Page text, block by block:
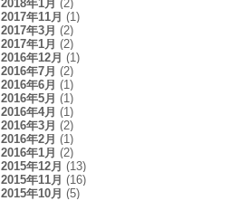
2018年1月 (2)
2017年11月 (1)
2017年3月 (2)
2017年1月 (2)
2016年12月 (1)
2016年7月 (2)
2016年6月 (1)
2016年5月 (1)
2016年4月 (1)
2016年3月 (2)
2016年2月 (1)
2016年1月 (2)
2015年12月 (13)
2015年11月 (16)
2015年10月 (5)